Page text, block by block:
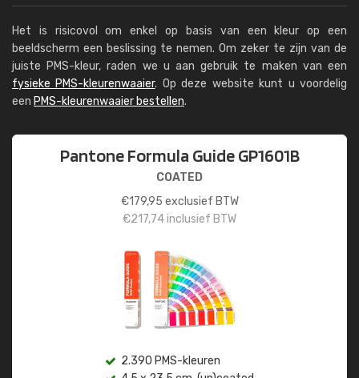
Het is risicovol om enkel op basis van een kleur op een
beeldscherm een beslissing te nemen. Om zeker te zijn van de
juiste PMS-kleur, raden we u aan gebruik te maken van een
fysieke PMS-kleurenwaaier. Op deze website kunt u voordelig
een PMS-kleurenwaaier bestellen.
Pantone Formula Guide GP1601B
COATED
€179,95 exclusief BTW
€217,74inclusief BTW
2.390 PMS-kleuren